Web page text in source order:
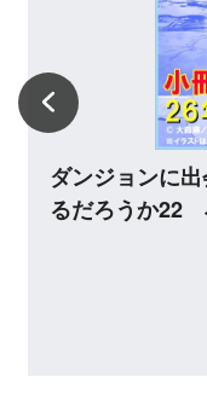
違ってい